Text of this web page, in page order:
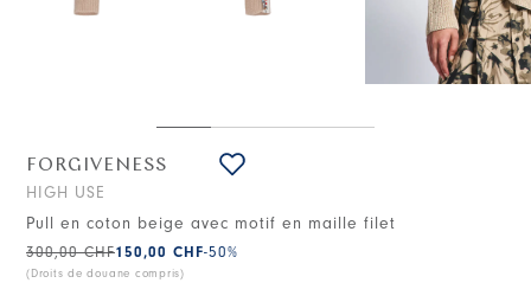
FORGIVENESS
HIGH USE
Pull en coton beige avec motif en maille filet
150,00 CHF
300,00 CHF -50%
(Droits de douane compris)